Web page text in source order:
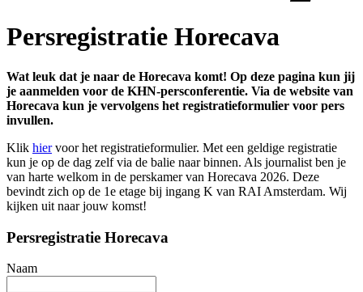
Persregistratie Horecava
Wat leuk dat je naar de Horecava komt! Op deze pagina kun jij
je aanmelden voor de KHN-persconferentie. Via de website van
Horecava kun je vervolgens het registratieformulier voor pers
invullen.
Klik hiervoor het registratieformulier. Met een geldige registratie
kun je op de dag zelf via de balie naar binnen. Als journalist ben je
van harte welkom in de perskamer van Horecava 2026. Deze
bevindt zich op de 1e etage bij ingang K van RAI Amsterdam. Wij
kijken uit naar jouw komst!
Persregistratie Horecava
Naam